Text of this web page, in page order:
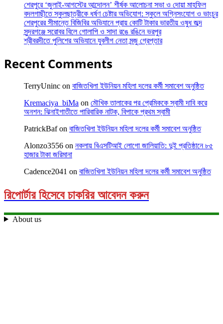
শেরপুরে ‘জুলাই-আগস্টের আন্দোলন’ শীর্ষক আলোচনা সভা ও দোয়া মাহফিল
বদলগাছীতে স্কুলছাত্রীকে ধর্ষণ চেষ্টার অভিযোগ: স্কুলে অগ্নিসংযোগ ও ভাংচুর
শেরপুরের সীমান্তে বিজিবির অভিযানে প্রায় কোটি টাকার ভারতীয় ওষুধ জব্দ
সুন্দরগঞ্জে সরোবর বিলে গোলাপি ও সাদা রঙে রঙিনে ভরপুর
শ্রীবরদীতে পুলিশের অভিযানে যুবলীগ নেতা মন্জু গ্রেপ্তার
Recent Comments
TerryUninc on বাজিতখিলা ইউনিয়ন মহিলা দলের কর্মী সমাবেশ অনুষ্ঠিত
Kremaciya_biMa on মৌখিক তালাকের পর প্রেমিককে স্বামী দাবি করে
অনশন: ঝিনাইগাতীতে পারিবারিক নাটক, বিপাকে প্রথম স্বামী
PatrickBafon বাজিতখিলা ইউনিয়ন মহিলা দলের কর্মী সমাবেশ অনুষ্ঠিত
Alonzo3556 on নকলায় বিএসটিআই লোগো জালিয়াতি: দুই প্রতিষ্ঠানে ৮৫
হাজার টাকা জরিমানা
Cadence2041 on বাজিতখিলা ইউনিয়ন মহিলা দলের কর্মী সমাবেশ অনুষ্ঠিত
রিপোর্টার হিসেবে চাকরির আবেদন করুন
About us